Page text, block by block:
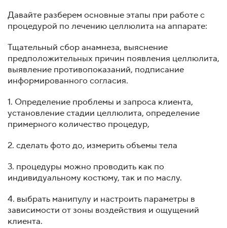
Давайте разберем основные этапы при работе с
процедурой по лечению целлюлита на аппарате:
Тщательный сбор анамнеза, выяснение
предположительных причин появления целлюлита,
выявление противопоказаний, подписание
информированного согласия.
1. Определение проблемы и запроса клиента,
установление стадии целлюлита, определение
примерного количество процедур,
2. сделать фото до, измерить объемы тела
3. процедуры можно проводить как по
индивидуальному костюму, так и по маслу.
4. выбрать манипулу и настроить параметры в
зависимости от зоны воздействия и ощущений
клиента.